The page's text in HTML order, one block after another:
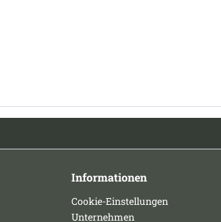
Informationen
Cookie-Einstellungen
Unternehmen